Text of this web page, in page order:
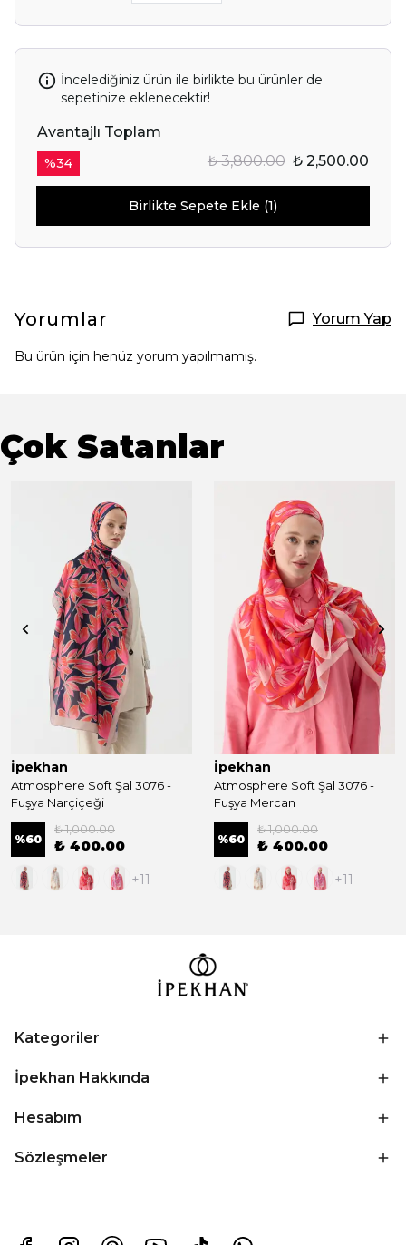
İncelediğiniz ürün ile birlikte bu ürünler de
sepetinize eklenecektir!
Avantajlı Toplam
%34 ₺ 3,800.00 ₺ 2,500.00
Birlikte Sepete Ekle (1)
Yorumlar Yorum Yap
Bu ürün için henüz yorum yapılmamış.
Çok Satanlar
İpekhan
Atmosphere Soft Şal 3076 -
Fuşya Narçiçeği
%60
₺ 1,000.00
₺ 400.00
+11
İpekhan
Atmosphere Soft Şal 3076 -
Fuşya Mercan
%60
₺ 1,000.00
₺ 400.00
+11
Kategoriler
İpekhan Hakkında
Hesabım
Sözleşmeler